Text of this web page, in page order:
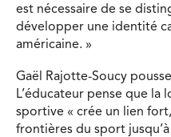
est nécessaire de se
développer une identité
américaine. »
Gaël Rajotte-Soucy
L’éducateur pense que la
sportive « crée un lien
frontières du sport